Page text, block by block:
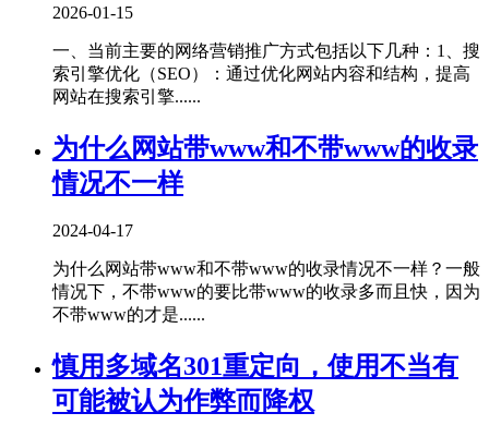
2026-01-15
一、当前主要的网络营销推广方式包括以下几种‌：1、‌搜
索引擎优化（SEO）‌：通过优化网站内容和结构，提高
网站在搜索引擎......
为什么网站带www和不带www的收录
情况不一样
2024-04-17
为什么网站带www和不带www的收录情况不一样？一般
情况下，不带www的要比带www的收录多而且快，因为
不带www的才是......
慎用多域名301重定向，使用不当有
可能被认为作弊而降权